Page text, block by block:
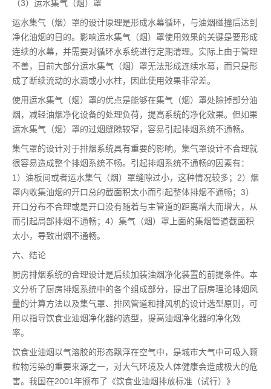
（3）运水集气（烟）罩
运水集气（烟）罩的设计原理是形成水幕循环，与油烟碰撞后达到
净化油烟的目的。影响运水集气（烟）罩使用效果的关键是要形成
连续的水幕，并需要对循环水系统进行定期清理。实际上由于管理
不善，目前大部分运水集气（烟）罩无法形成连续水幕，而只是形
成了断续流动的水滴或小水柱，因此使用效果非常差。
使用运水集气（烟）罩的优点是能够在集气（烟）罩处除掉部分油
烟，减轻油烟净化设备的处理负荷，提高系统的净化效果。但如果
运水集气（烟）罩的过烟缝隙较窄，容易引起排烟系统不通畅。
集气罩的设计对于排烟系统具有重要的影响。集气罩设计不合理就
很容易造成整个排烟系统不畅。引起排烟系统不通畅的因素有：
1）油板间或者运水集气（烟）罩缝隙过小，这种情况较多；2）烟
罩内收集油烟的开口总的截面积太小而引起整体排烟不通畅；3）
开口分布不合理或是开口没有随着与主管道的距离增大而增大，从
而引起局部排烟不通畅；4）集气（烟）罩上面的集烟管道截面积
太小，导致出烟不通畅。
六、结论
厨房排烟系统的合理设计是后续加装油烟净化装置的前提条件。本
文分析了厨房排烟系统中的各个组成部分，提出了厨房理论排烟风
量的计算方法以及集气罩、排风管道和排风机的设计选型原则，可
用以指导饮食业油烟净化器的选型，提高油烟净化器的净化效
率。
饮食业油烟以气溶胶的形态飘浮在空气中，是城市大气中可吸入颗
粒物污染的重要来源之一，对大气环境及人体健康会造成极大的危
害。我国在2001年颁布了《饮食业油烟排放标准（试行）》